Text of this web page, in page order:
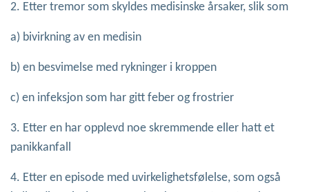
2. Etter tremor som skyldes medisinske årsaker, slik som
a) bivirkning av en medisin
b) en besvimelse med rykninger i kroppen
c) en infeksjon som har gitt feber og frostrier
3. Etter en har opplevd noe skremmende eller hatt et
panikkanfall
4. Etter en episode med uvirkelighetsfølelse, som også